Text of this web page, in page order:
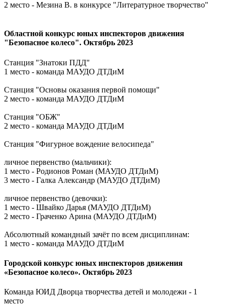
2 место - Мезина В. в конкурсе "Литературное творчество"
Областной конкурс юных инспекторов движения
"Безопасное колесо". Октябрь 2023
Станция "Знатоки ПДД"
1 место - команда МАУДО ДТДиМ
Станция "Основы оказания первой помощи"
2 место - команда МАУДО ДТДиМ
Станция "ОБЖ"
2 место - команда МАУДО ДТДиМ
Станция "Фигурное вождение велосипеда"
личное первенство (мальчики):
1 место - Родионов Роман (МАУДО ДТДиМ)
3 место - Галка Александр (МАУДО ДТДиМ)
личное первенство (девочки):
1 место - Швайко Дарья (МАУДО ДТДиМ)
2 место - Граченко Арина (МАУДО ДТДиМ)
Абсолютный командный зачёт по всем дисциплинам:
1 место - команда МАУДО ДТДиМ
Городской конкурс юных инспекторов движения
«Безопасное колесо». Октябрь 2023
Команда ЮИД Дворца творчества детей и молодежи - 1
место